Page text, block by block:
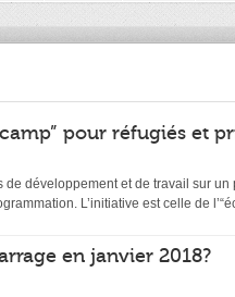
pour réfugiés et
de développement et de travail sur
L’initiative est celle de
en janvier 2018?